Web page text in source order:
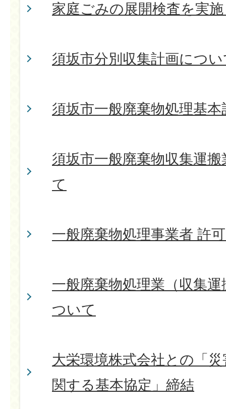
家庭ごみの展開検査を実
須坂市分別収集計画につ
須坂市一般廃棄物処理基本
須坂市一般廃棄物収集運
て
一般廃棄物処理事業者 許
一般廃棄物処理業（収集
ついて
大栄環境株式会社との「
関する基本協定」締結